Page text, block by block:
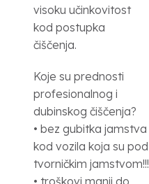
visoku učinkovitost
kod postupka
čiščenja.
Koje su prednosti
profesionalnog i
dubinskog čiščenja?
• bez gubitka jamstva
kod vozila koja su pod
tvorničkim jamstvom!!!
• troškovi manji do